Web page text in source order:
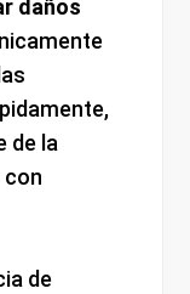
daños
de la
con
de